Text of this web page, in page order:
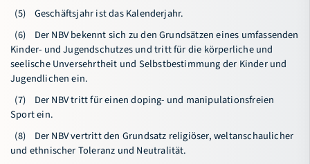
(5) Geschäftsjahr ist das Kalenderjahr.
(6) Der NBV bekennt sich zu den Grundsätzen eines umfassenden
Kinder- und Jugendschutzes und tritt für die körperliche und
seelische Unversehrtheit und Selbstbestimmung der Kinder und
Jugendlichen ein.
(7) Der NBV tritt für einen doping- und manipulationsfreien
Sport ein.
(8) Der NBV vertritt den Grundsatz religiöser, weltanschaulicher
und ethnischer Toleranz und Neutralität.